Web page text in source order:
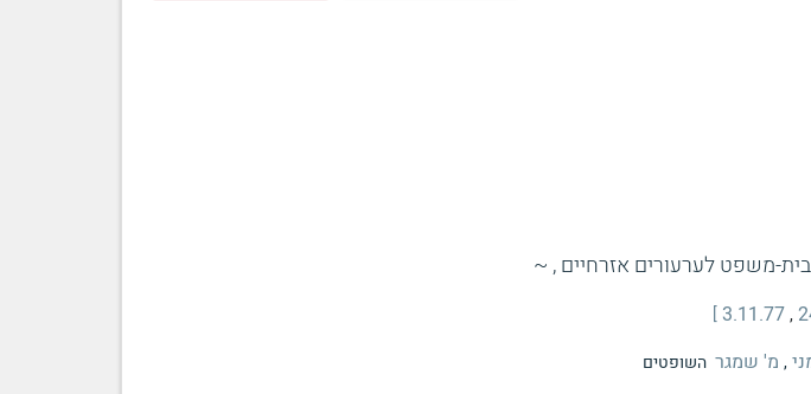
משפט לערעורים אזרחיים , ~
3.11.77,
, מ' שמגר השופטים